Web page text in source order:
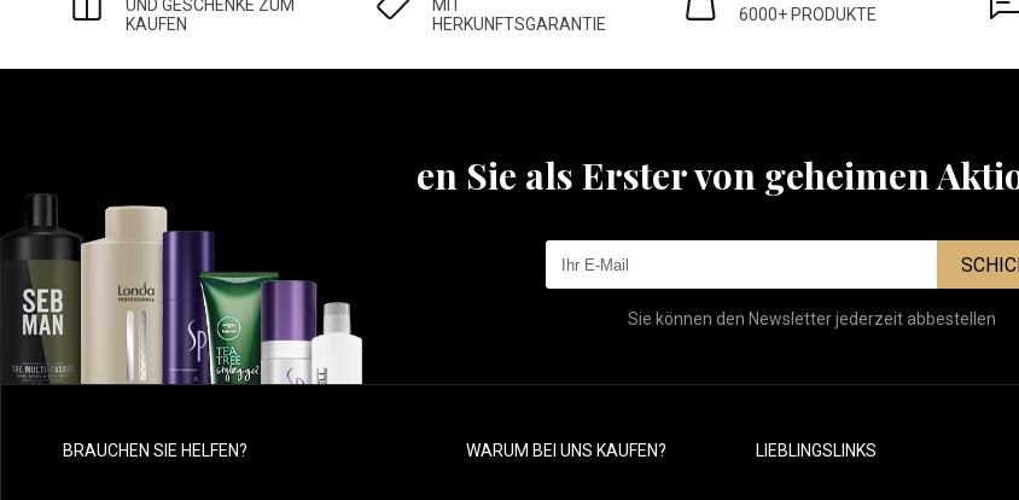
UND GESCHENKE ZUM
KAUFEN
MIT
HERKUNFTSGARANTIE
6000+ PRODUKTE
Erfahren Sie als Erster von geheimen
Sie können den Newsletter jederzeit abbestellen
BRAUCHEN SIE HELFEN? WARUM BEI UNS KAUFEN? LIEBLINGSLINKS